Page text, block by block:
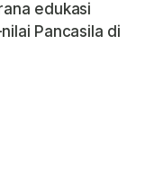
edukasi
Pancasila di